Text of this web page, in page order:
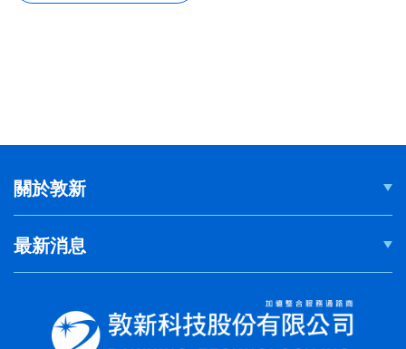
關於敦新
最新消息